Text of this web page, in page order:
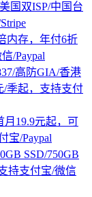
国双ISP/中国台
内存，年付6折
/Paypal
高防GIA/香港
/季起，支持支付
19.9元起，可
宝/Paypal
SSD/750GB
持支付宝/微信